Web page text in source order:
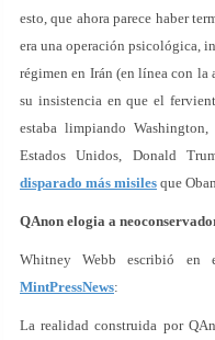
esto, que ahora parece haber
era una operación psicológica,
régimen en Irán (en línea con
su insistencia en que el
estaba limpiando
Estados Unidos, Donald
disparado más misiles que
QAnon elogia a
Whitney Webb escribió en
MintPressNews:
La realidad construida por